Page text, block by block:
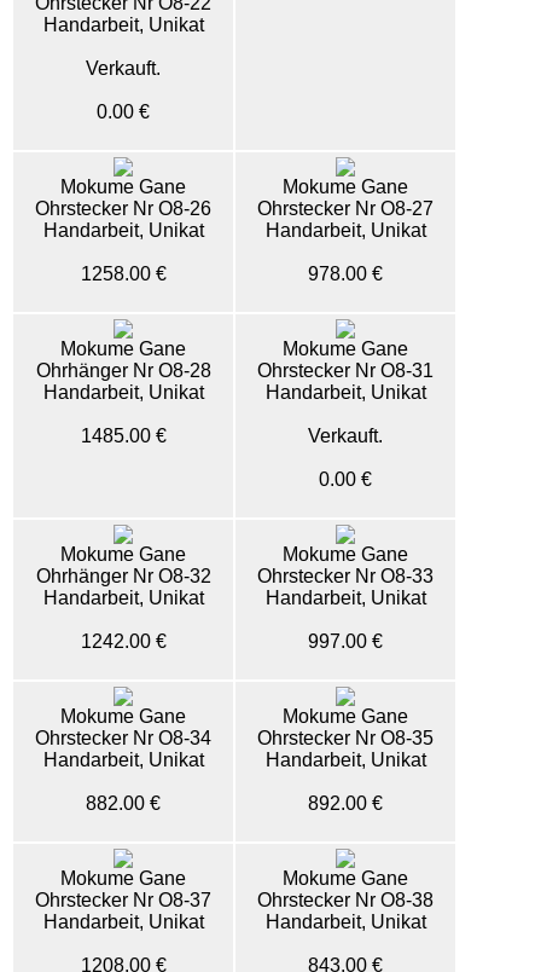
Handarbeit, Unikat
Verkauft.
0.00 €
Mokume Gane
Ohrstecker Nr O8-26
Handarbeit, Unikat
1258.00 €
Mokume Gane
Ohrstecker Nr O8-27
Handarbeit, Unikat
978.00 €
Mokume Gane
Ohrhänger Nr O8-28
Handarbeit, Unikat
1485.00 €
Mokume Gane
Ohrstecker Nr O8-31
Handarbeit, Unikat
Verkauft.
0.00 €
Mokume Gane
Ohrhänger Nr O8-32
Handarbeit, Unikat
1242.00 €
Mokume Gane
Ohrstecker Nr O8-33
Handarbeit, Unikat
997.00 €
Mokume Gane
Ohrstecker Nr O8-34
Handarbeit, Unikat
882.00 €
Mokume Gane
Ohrstecker Nr O8-35
Handarbeit, Unikat
892.00 €
Mokume Gane
Ohrstecker Nr O8-37
Handarbeit, Unikat
1208.00 €
Mokume Gane
Ohrstecker Nr O8-38
Handarbeit, Unikat
843.00 €